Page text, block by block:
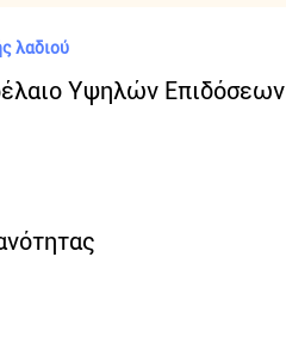
λαδιού
Υψηλών Επιδόσεων